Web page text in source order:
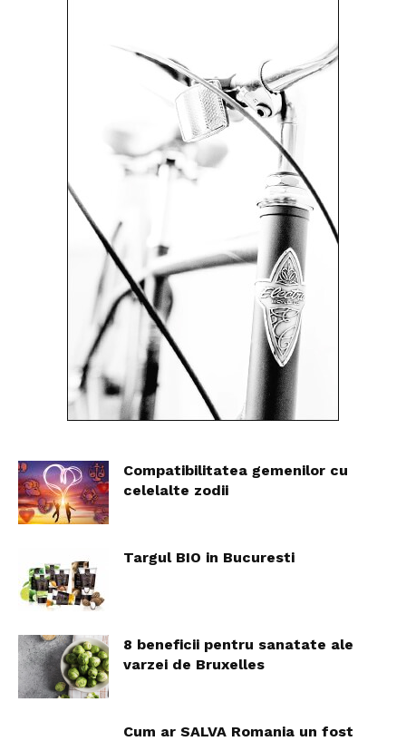
Compatibilitatea gemenilor cu
celelalte zodii
Targul BIO in Bucuresti
8 beneficii pentru sanatate ale
varzei de Bruxelles
Cum ar SALVA Romania un fost